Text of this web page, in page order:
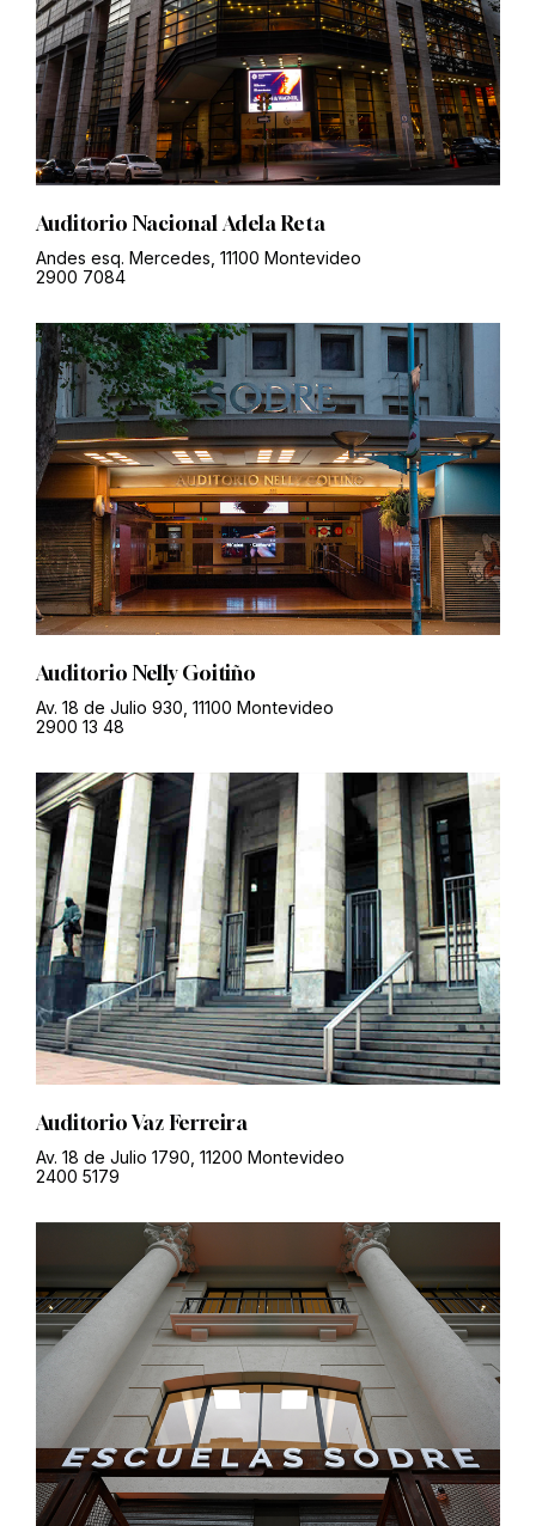
Auditorio Nacional Adela Reta
Andes esq. Mercedes, 11100 Montevideo
2900 7084
Auditorio Nelly Goitiño
Av. 18 de Julio 930, 11100 Montevideo
2900 13 48
Auditorio Vaz Ferreira
Av. 18 de Julio 1790, 11200 Montevideo
2400 5179